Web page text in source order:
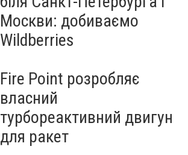
Москви: добиваємо
Wildberries
Fire Point розробляє
власний
турбореактивний двигун
для ракет